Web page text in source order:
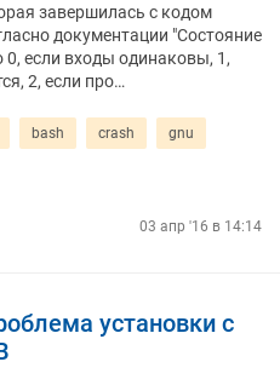
завершилась с кодом
документации "Состояние
0, если входы одинаковы, 1,
2, если про…
bash crash gnu
03 апр '16 в 14:14
установки с